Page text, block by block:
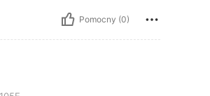
Pomocny (0)